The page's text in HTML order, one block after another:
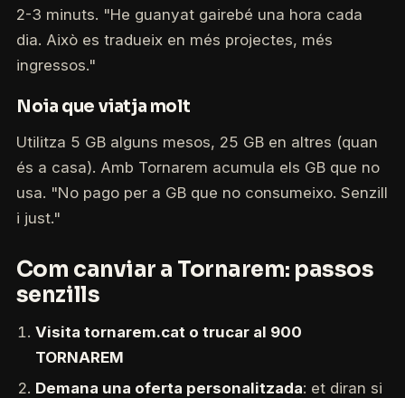
2-3 minuts. "He guanyat gairebé una hora cada
dia. Això es tradueix en més projectes, més
ingressos."
Noia que viatja molt
Utilitza 5 GB alguns mesos, 25 GB en altres (quan
és a casa). Amb Tornarem acumula els GB que no
usa. "No pago per a GB que no consumeixo. Senzill
i just."
Com canviar a Tornarem: passos
senzills
Visita tornarem.cat o trucar al 900
TORNAREM
Demana una oferta personalitzada: et diran si